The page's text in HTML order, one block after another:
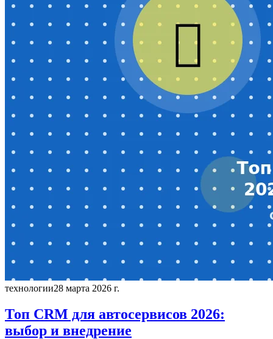
технологии28 марта 2026 г.
Топ CRM для автосервисов 2026:
выбор и внедрение